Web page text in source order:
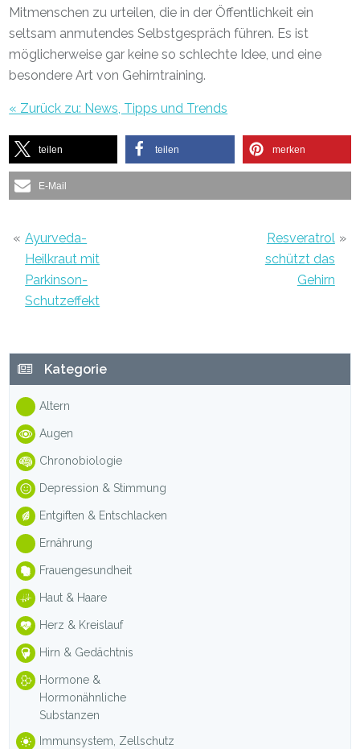
Mitmenschen zu urteilen, die in der Öffentlichkeit ein
seltsam anmutendes Selbstgespräch führen. Es ist
möglicherweise gar keine so schlechte Idee, und eine
besondere Art von Gehirntraining.
« Zurück zu: News, Tipps und Trends
teilen teilen merken
E-Mail
« Ayurveda-
Heilkraut mit
Parkinson-
Schutzeffekt
Resveratrol
schützt das
Gehirn
»
Haupt-
Sidebar
Kategorie
Altern
Augen
Chronobiologie
Depression & Stimmung
Entgiften & Entschlacken
Ernährung
Frauengesundheit
Haut & Haare
Herz & Kreislauf
Hirn & Gedächtnis
Hormone &
Hormonähnliche
Substanzen
Immunsystem, Zellschutz